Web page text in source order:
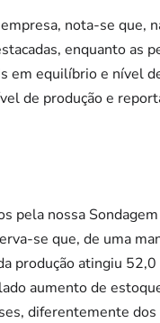
nota-se que,
enquanto as
em equilíbrio e nível
de produção e
pela nossa
se que, de uma
produção atingiu
aumento de
diferentemente